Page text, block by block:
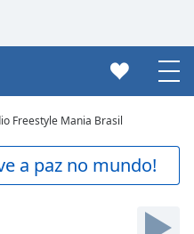
Freestyle Mania Brasil
a paz no mundo!